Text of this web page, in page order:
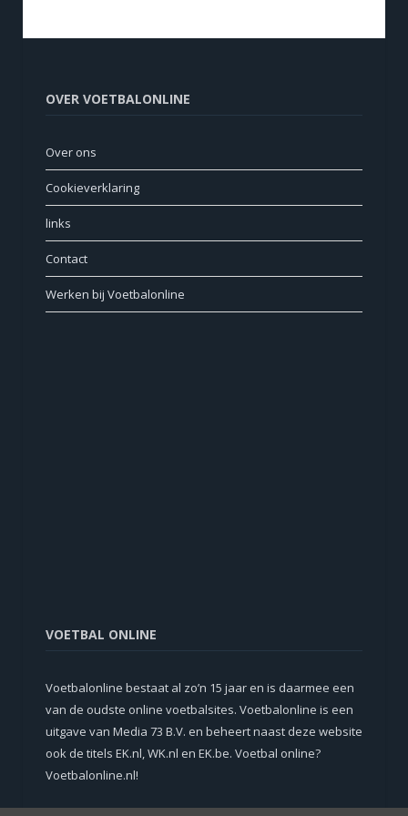
OVER VOETBALONLINE
Over ons
Cookieverklaring
links
Contact
Werken bij Voetbalonline
VOETBAL ONLINE
Voetbalonline bestaat al zo’n 15 jaar en is daarmee een
van de oudste online voetbalsites. Voetbalonline is een
uitgave van Media 73 B.V. en beheert naast deze website
ook de titels EK.nl, WK.nl en EK.be. Voetbal online?
Voetbalonline.nl!